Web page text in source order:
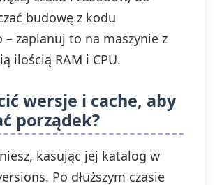
budowę z kodu
– zaplanuj to na maszynie z
ilością RAM i CPU.
wersje i cache, aby
porządek?
kasując jej katalog w
Po dłuższym czasie